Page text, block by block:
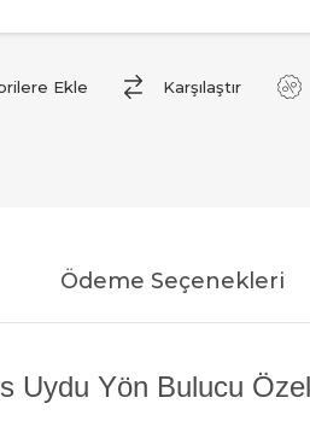
Ekle Karşılaştır
Ödeme Seçenekleri
Uydu Yön Bulucu